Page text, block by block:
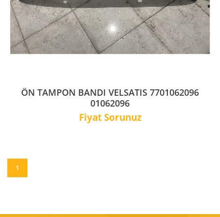
ÖN TAMPON BANDI VELSATIS 7701062096
01062096
Fiyat Sorunuz
1